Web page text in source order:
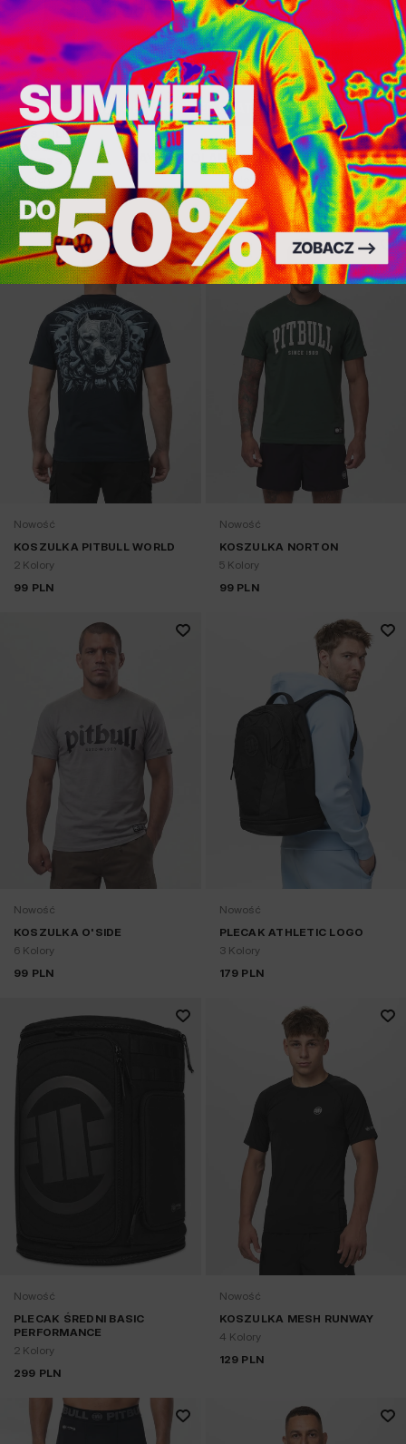
KOSZULKA SPORTOWA
DAMSKA MESH HILLTOP
SPORTS
1 Kolory
119 PLN
Nowość
KOSZULKA WASHED TRES
PERROS VIEJOS
1 Kolory
119 PLN
Nowość
KOSZULKA PITBULL WORLD
2 Kolory
99 PLN
Nowość
KOSZULKA NORTON
5 Kolory
99 PLN
Nowość
KOSZULKA O'SIDE
6 Kolory
99 PLN
Nowość
PLECAK ATHLETIC LOGO
3 Kolory
179 PLN
Nowość
PLECAK ŚREDNI BASIC
PERFORMANCE
2 Kolory
299 PLN
Nowość
KOSZULKA MESH RUNWAY
4 Kolory
129 PLN
LOCAL STORE AVAILABLE
Looks like you are inUnited States.
Do you want to switch to your local store?
SWITCH TO UNITED STATESSTORE
STAY ONPOLANDSTORE